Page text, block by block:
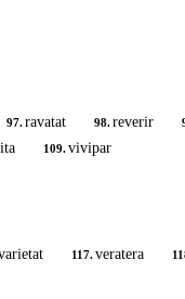
97.ravatat 98.reverir
109.vivipar
117.veratera